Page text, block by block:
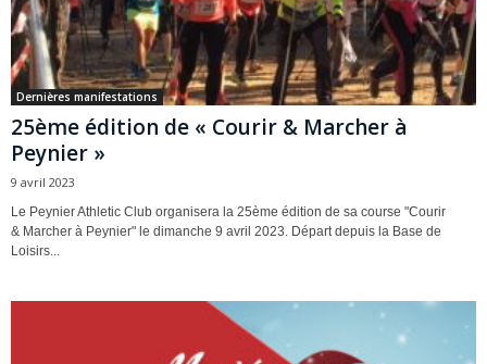
Dernières manifestations
25ème édition de « Courir & Marcher à
Peynier »
9 avril 2023
Le Peynier Athletic Club organisera la 25ème édition de sa course "Courir
& Marcher à Peynier" le dimanche 9 avril 2023. Départ depuis la Base de
Loisirs...